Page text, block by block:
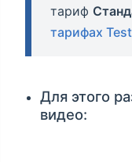
тариф
тарифах
Для этого
видео: